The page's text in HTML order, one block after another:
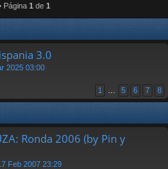
Página 1 de 1
3.0
2025 03:00
1 5 6 7 8
Ronda 2006 (by Pin y
Feb 2007 23:29